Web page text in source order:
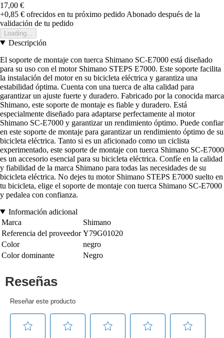
17,00 €
+0,85 € ofrecidos en tu próximo pedido Abonado después de la
validación de tu pedido
Loading...
Descripción
El soporte de montaje con tuerca Shimano SC-E7000 está diseñado
para su uso con el motor Shimano STEPS E7000. Este soporte facilita
la instalación del motor en su bicicleta eléctrica y garantiza una
estabilidad óptima. Cuenta con una tuerca de alta calidad para
garantizar un ajuste fuerte y duradero. Fabricado por la conocida marca
Shimano, este soporte de montaje es fiable y duradero. Está
especialmente diseñado para adaptarse perfectamente al motor
Shimano SC-E7000 y garantizar un rendimiento óptimo. Puede confiar
en este soporte de montaje para garantizar un rendimiento óptimo de su
bicicleta eléctrica. Tanto si es un aficionado como un ciclista
experimentado, este soporte de montaje con tuerca Shimano SC-E7000
es un accesorio esencial para su bicicleta eléctrica. Confíe en la calidad
y fiabilidad de la marca Shimano para todas las necesidades de su
bicicleta eléctrica. No dejes tu motor Shimano STEPS E7000 suelto en
tu bicicleta, elige el soporte de montaje con tuerca Shimano SC-E7000
y pedalea con confianza.
Información adicional
Marca
Shimano
Referencia del proveedor Y79G01020
Color
negro
Color dominante
Negro